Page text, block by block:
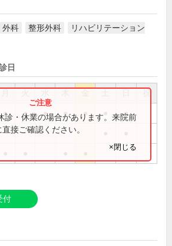
外科 整形外科
リハビリテーション
日
祝
● ● ● ● ● ●
診・休業の場合があります。来院前
接ご確認ください。
×閉じる
付